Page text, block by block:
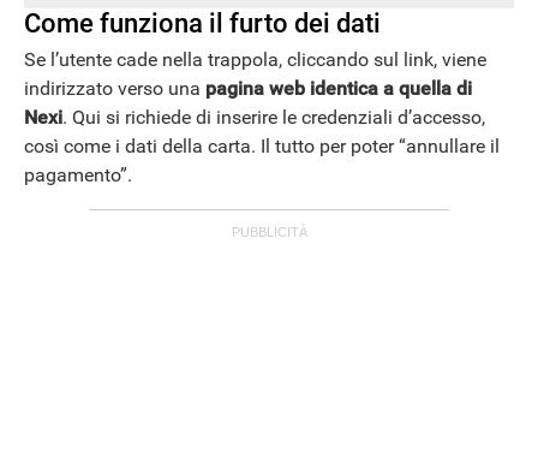
Come funziona il furto dei dati
Se l’utente cade nella trappola, cliccando sul link, viene
indirizzato verso una pagina web identica a quella di
Nexi. Qui si richiede di inserire le credenziali d’accesso,
così come i dati della carta. Il tutto per poter “annullare il
pagamento”.